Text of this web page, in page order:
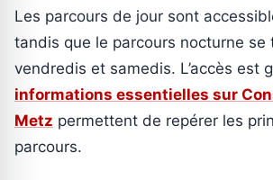
Les parcours de jour sont
tandis que le parcours nocturne se
vendredis et samedis. L’accès est
informations essentielles sur
Metz permettent de repérer les
parcours.